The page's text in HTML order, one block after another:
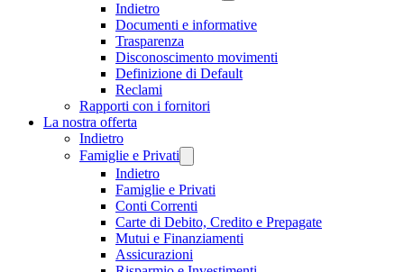
Indietro
Documenti e informative
Trasparenza
Disconoscimento movimenti
Definizione di Default
Reclami
Rapporti con i fornitori
La nostra offerta
Indietro
Famiglie e Privati
Indietro
Famiglie e Privati
Conti Correnti
Carte di Debito, Credito e Prepagate
Mutui e Finanziamenti
Assicurazioni